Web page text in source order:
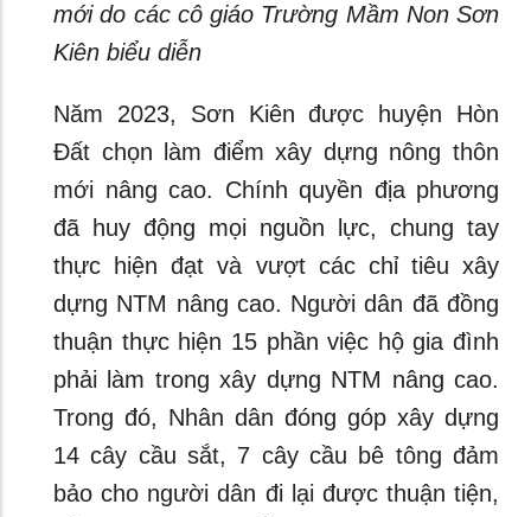
mới do các cô giáo Trường Mầm Non Sơn
Kiên biểu diễn
Năm 2023, Sơn Kiên được huyện Hòn
Đất chọn làm điểm xây dựng nông thôn
mới nâng cao. Chính quyền địa phương
đã huy động mọi nguồn lực, chung tay
thực hiện đạt và vượt các chỉ tiêu xây
dựng NTM nâng cao. Người dân đã đồng
thuận thực hiện 15 phần việc hộ gia đình
phải làm trong xây dựng NTM nâng cao.
Trong đó, Nhân dân đóng góp xây dựng
14 cây cầu sắt, 7 cây cầu bê tông đảm
bảo cho người dân đi lại được thuận tiện,